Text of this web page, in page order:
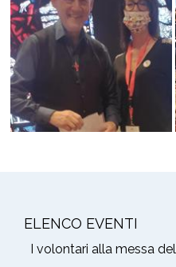
ELENCO EVENTI
I volontari alla messa